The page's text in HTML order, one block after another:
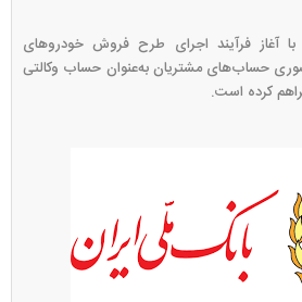
آغاز فرآیند اجرای طرح فروش خودرو‌های
حساب‌های مشتریان به‌عنوان حساب وکالتی
کرده است.